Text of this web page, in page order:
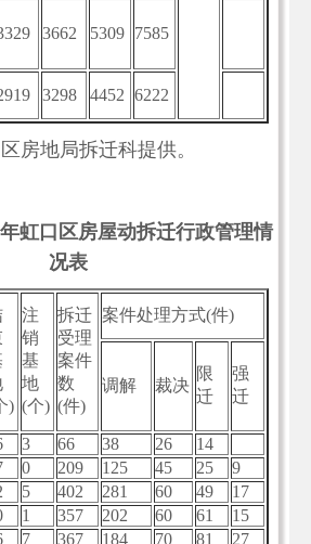
3662 5309 7585
3298 4452 6222
房地局拆迁科提供。
年虹口区房屋动拆迁行政管理情
况表
)
注
销
基
地
(个)
拆迁
受理
案件
数
(件)
案件处理方式(件)
调解 裁决
限
迁
强
迁
3 66 38 26
14
0 209 125 45 25
9
5 402 281 60 49
17
1 357 202 60 61
15
7 367 184 70 81
27